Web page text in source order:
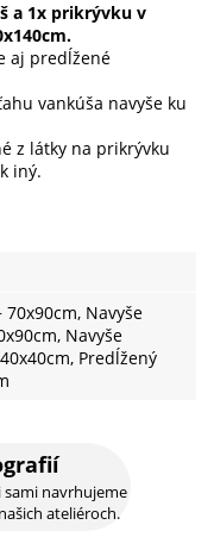
navrhujeme
ateliéroch.
a 1x prikrývku v
aj predĺžené
vankúša navyše ku
z látky na prikrývku
iný.
70x90cm, Navyše
Navyše
Predĺžený